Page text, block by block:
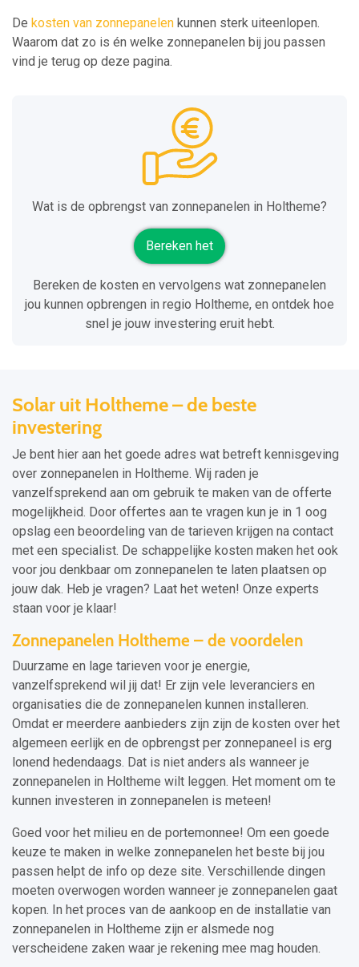
De kosten van zonnepanelen kunnen sterk uiteenlopen.
Waarom dat zo is én welke zonnepanelen bij jou passen
vind je terug op deze pagina.
Wat is de opbrengst van zonnepanelen in Holtheme?
Bereken het
Bereken de kosten en vervolgens wat zonnepanelen
jou kunnen opbrengen in regio Holtheme, en ontdek hoe
snel je jouw investering eruit hebt.
Solar uit Holtheme – de beste
investering
Je bent hier aan het goede adres wat betreft kennisgeving
over zonnepanelen in Holtheme. Wij raden je
vanzelfsprekend aan om gebruik te maken van de offerte
mogelijkheid. Door offertes aan te vragen kun je in 1 oog
opslag een beoordeling van de tarieven krijgen na contact
met een specialist. De schappelijke kosten maken het ook
voor jou denkbaar om zonnepanelen te laten plaatsen op
jouw dak. Heb je vragen? Laat het weten! Onze experts
staan voor je klaar!
Zonnepanelen Holtheme – de voordelen
Duurzame en lage tarieven voor je energie,
vanzelfsprekend wil jij dat! Er zijn vele leveranciers en
organisaties die de zonnepanelen kunnen installeren.
Omdat er meerdere aanbieders zijn zijn de kosten over het
algemeen eerlijk en de opbrengst per zonnepaneel is erg
lonend hedendaags. Dat is niet anders als wanneer je
zonnepanelen in Holtheme wilt leggen. Het moment om te
kunnen investeren in zonnepanelen is meteen!
Goed voor het milieu en de portemonnee! Om een goede
keuze te maken in welke zonnepanelen het beste bij jou
passen helpt de info op deze site. Verschillende dingen
moeten overwogen worden wanneer je zonnepanelen gaat
kopen. In het proces van de aankoop en de installatie van
zonnepanelen in Holtheme zijn er alsmede nog
verscheidene zaken waar je rekening mee mag houden.